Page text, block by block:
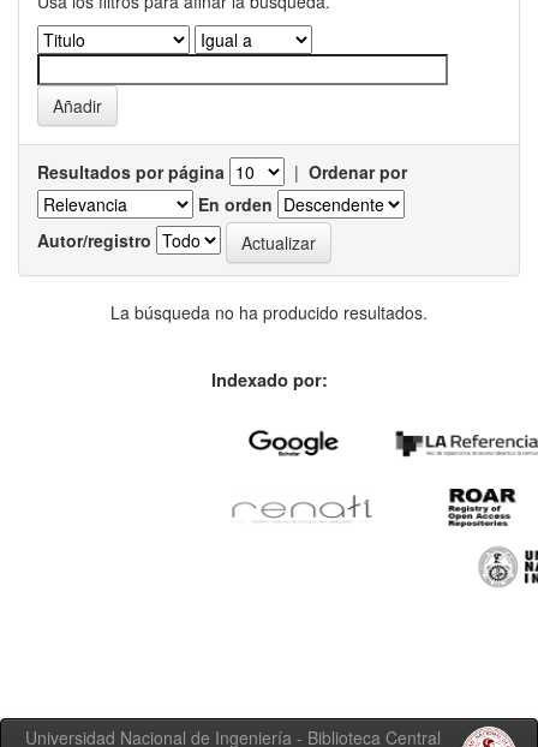
Resultados por página | Ordenar por
En orden
Autor/registro
La búsqueda no ha producido resultados.
Indexado por:
Universidad Nacional de Ingeniería - Biblioteca Central